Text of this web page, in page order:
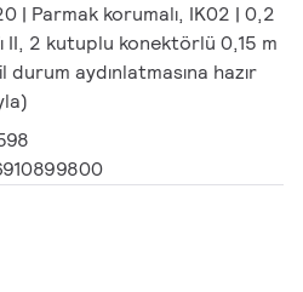
| Parmak korumalı, IK02 | 0,2
II, 2 kutuplu konektörlü 0,15 m
aydınlatmasına hazır